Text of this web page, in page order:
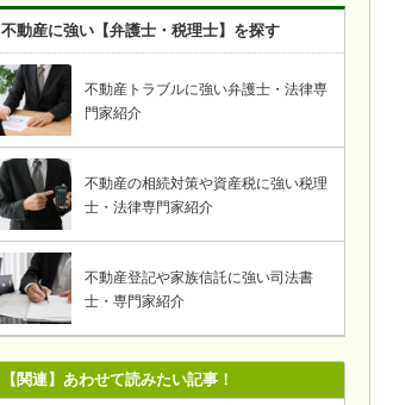
不動産に強い【弁護士・税理士】を探す
不動産トラブルに強い弁護士・法律専
門家紹介
不動産の相続対策や資産税に強い税理
士・法律専門家紹介
不動産登記や家族信託に強い司法書
士・専門家紹介
【関連】あわせて読みたい記事！